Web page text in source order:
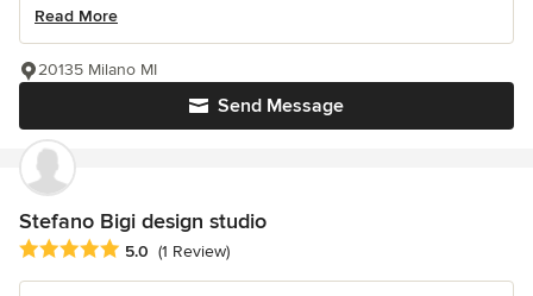
Read More
Send Message
20135 Milano MI
Stefano Bigi design studio
Average rating: 5 out of 5 stars
5.0 (1 Review)